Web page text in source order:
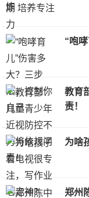
“咆
教育
责！
为啥
郑州